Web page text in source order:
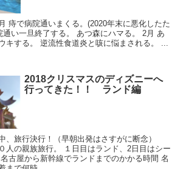
痔で病院通いまくる。(2020年末に悪化したた
い一旦終了する。 あつ森にハマる。 2月 あ
キする。 逆流性食道炎と咳に悩まされる。 ...
2018クリスマスのディズニーへ
行ってきた！！ ランド編
、旅行決行！（早朝出発はさすがに断念）
人の親族旅行。 １日目はランド、2日目はシー
古屋から新幹線でランドまでのかかる時間 名